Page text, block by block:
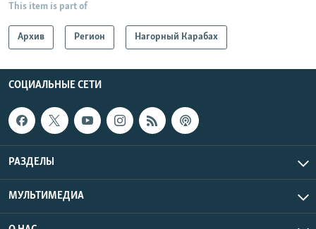
This item is part of
Архив Регион Нагорный Карабах
СОЦИАЛЬНЫЕ СЕТИ
РАЗДЕЛЫ
МУЛЬТИМЕДИА